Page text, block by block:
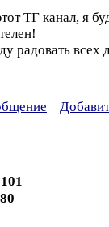
ТГ канал, я
радовать
101
80